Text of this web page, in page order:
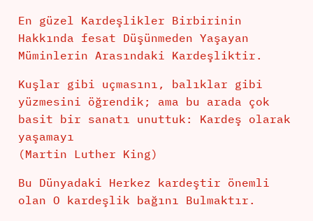
En güzel Kardeşlikler Birbirinin
Hakkında fesat Düşünmeden Yaşayan
Müminlerin Arasındaki Kardeşliktir.
Kuşlar gibi uçmasını, balıklar gibi
yüzmesini öğrendik; ama bu arada çok
basit bir sanatı unuttuk: Kardeş olarak
yaşamayı
(Martin Luther King)
Bu Dünyadaki Herkez kardeştir önemli
olan O kardeşlik bağını Bulmaktır.